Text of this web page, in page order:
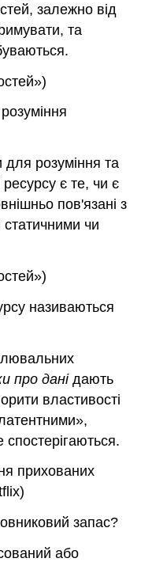
залежно від
та
розуміння та
ресурсу є те, чи є
пов'язані з
статичними чи
називаються
про данідають
властивості
»,
спостерігаються.
прихованих
запас?
або